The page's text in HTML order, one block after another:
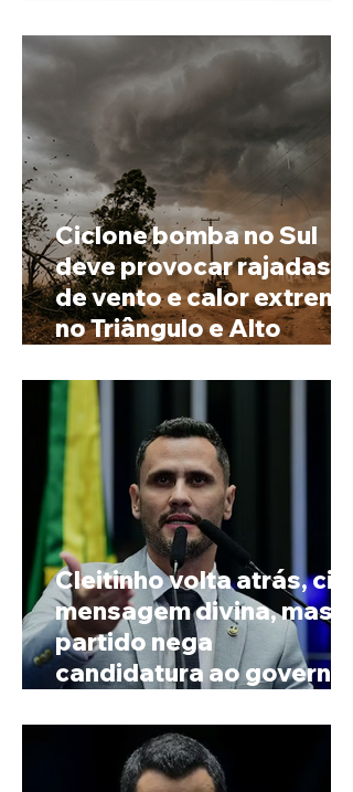
prenome
Ciclone bomba no Sul
deve provocar rajadas
de vento e calor extremo
no Triângulo e Alto
Cleitinho volta atrás, cita
mensagem divina, mas
partido nega
candidatura ao governo